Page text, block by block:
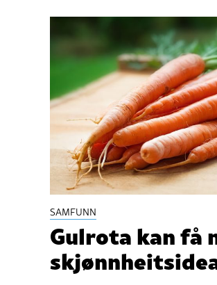
SAMFUNN
Gulrota kan få